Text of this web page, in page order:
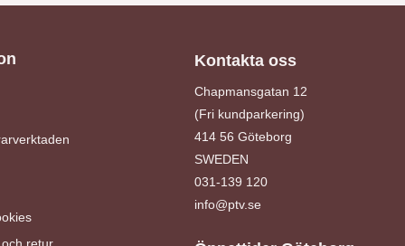
Kontakta oss
Chapmansgatan 12
(Fri kundparkering)
414 56 Göteborg
SWEDEN
031-139 120
info@ptv.se